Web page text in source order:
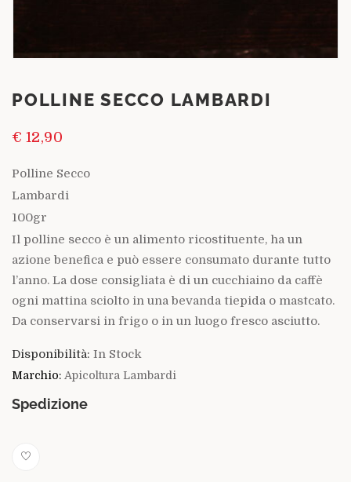
POLLINE SECCO LAMBARDI
€ 12,90
Polline Secco
Lambardi
100gr
Il polline secco è un alimento ricostituente, ha un
azione benefica e può essere consumato durante tutto
l’anno. La dose consigliata è di un cucchiaino da caffè
ogni mattina sciolto in una bevanda tiepida o mastcato.
Da conservarsi in frigo o in un luogo fresco asciutto.
Disponibilità: In Stock
Marchio: Apicoltura Lambardi
Spedizione